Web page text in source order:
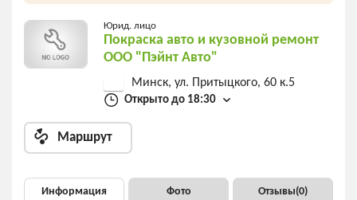
Юрид. лицо
Покраска авто и кузовной ремонт
ООО "Пэйнт Авто"
Минск, ул. Притыцкого, 60 к.5
Открыто до 18:30
Маршрут
Информация Фото Отзывы(0)